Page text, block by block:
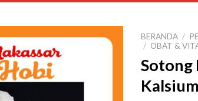
BERANDA /
/ OBAT &
Sotong